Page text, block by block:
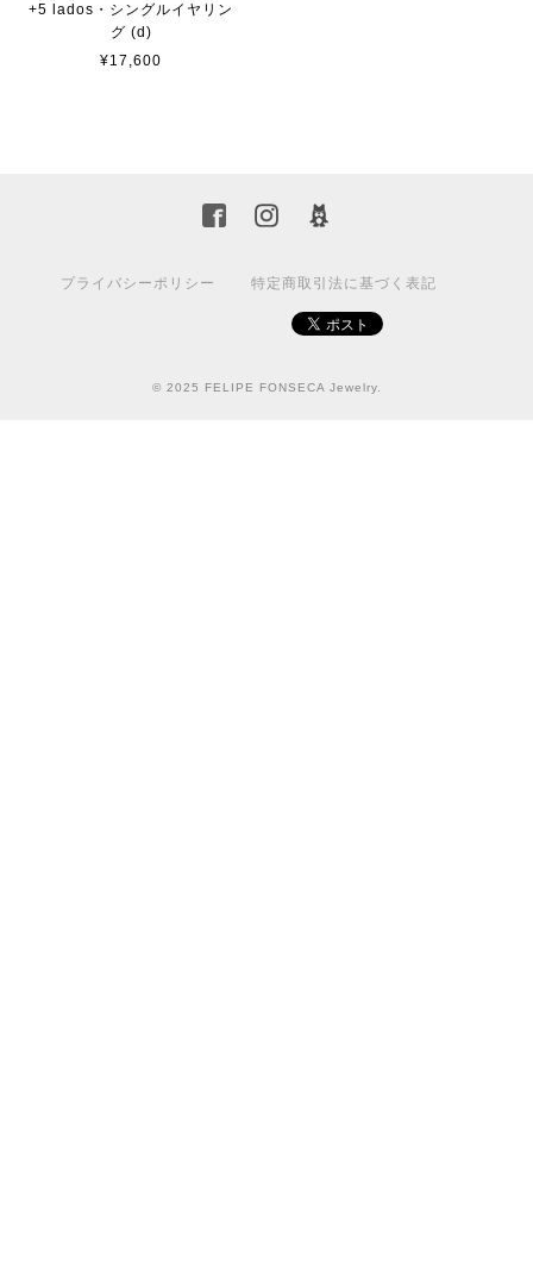
+5 lados・シングルイヤリン
グ (d)
¥17,600
プライバシーポリシー 特定商取引法に基づく表記
© 2025 FELIPE FONSECA Jewelry.